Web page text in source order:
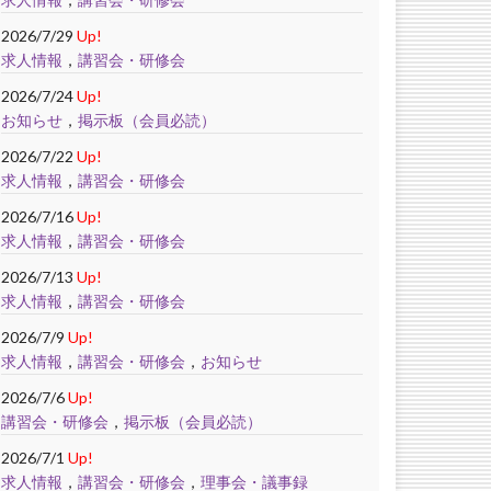
2026/7/29 Up!
求人情報 ， 講習会・研修会
2026/7/24Up!
お知らせ ， 掲示板（会員必読）
2026/7/22 Up!
求人情報 ， 講習会・研修会
2026/7/16Up!
求人情報 ， 講習会・研修会
2026/7/13 Up!
求人情報 ， 講習会・研修会
2026/7/9 Up!
求人情報 ， 講習会・研修会 ， お知らせ
2026/7/6Up!
講習会・研修会 ， 掲示板（会員必読）
2026/7/1 Up!
求人情報 ， 講習会・研修会 ， 理事会・議事録